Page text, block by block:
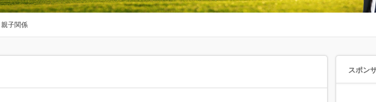
親子関係
スポン